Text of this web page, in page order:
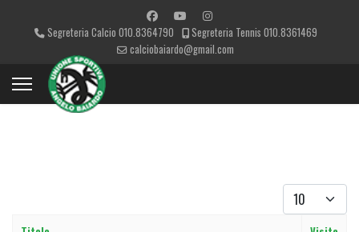
Segreteria Calcio 010.8364790
Segreteria Tennis 010.8361469
calciobaiardo@gmail.com
Visualizza #